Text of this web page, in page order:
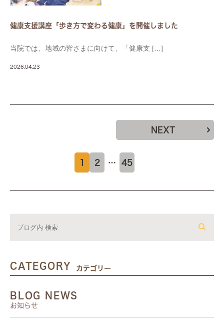
健康支援講座「歩き方で変わる健康」を開催しました
当院では、地域の皆さまに向けて、「健康支 […]
2026.04.23
1 2 … 45
NEXT
CATEGORY カテゴリー
BLOG NEWS
お知らせ